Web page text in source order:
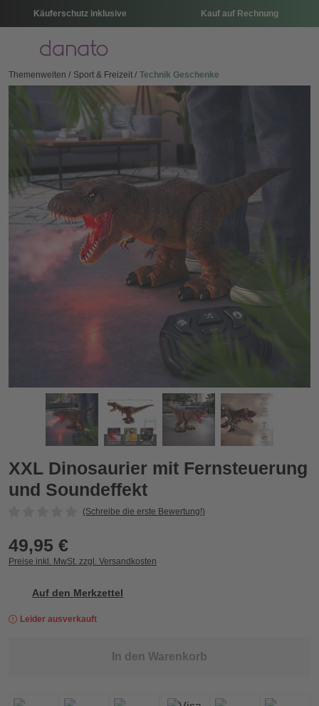
Käuferschutz inklusive Kauf auf Rechnung
Menü
Themenwelten Sport & Freizeit Technik Geschenke
XXL Dinosaurier mit Fernsteuerung und Soundeffekt
Zurück
XXL Dinosaurier mit Fernsteuerung
und Soundeffekt
(Schreibe die erste Bewertung!)
49,95 €
Preise inkl. MwSt. zzgl. Versandkosten
Auf den Merkzettel
Leider ausverkauft
In den Warenkorb